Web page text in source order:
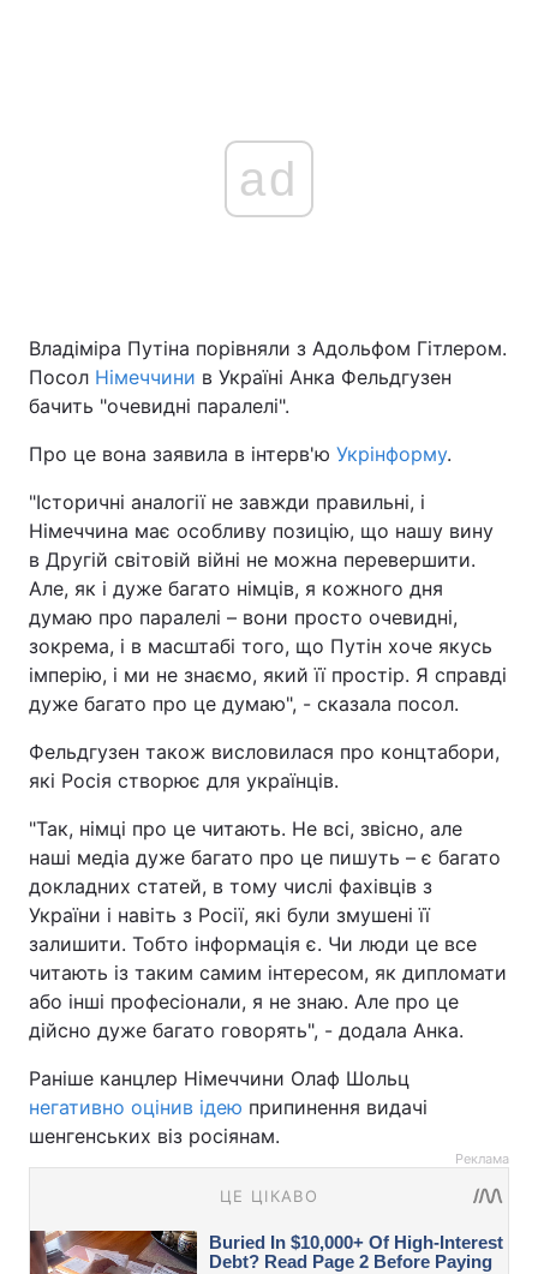
ad
Владіміра Путіна порівняли з Адольфом Гітлером.
Посол Німеччини в Україні Анка Фельдгузен
бачить "очевидні паралелі".
Про це вона заявила в інтерв'ю Укрінформу.
"Історичні аналогії не завжди правильні, і
Німеччина має особливу позицію, що нашу вину
в Другій світовій війні не можна перевершити.
Але, як і дуже багато німців, я кожного дня
думаю про паралелі – вони просто очевидні,
зокрема, і в масштабі того, що Путін хоче якусь
імперію, і ми не знаємо, який її простір. Я справді
дуже багато про це думаю", - сказала посол.
Фельдгузен також висловилася про концтабори,
які Росія створює для українців.
"Так, німці про це читають. Не всі, звісно, але
наші медіа дуже багато про це пишуть – є багато
докладних статей, в тому числі фахівців з
України і навіть з Росії, які були змушені її
залишити. Тобто інформація є. Чи люди це все
читають із таким самим інтересом, як дипломати
або інші професіонали, я не знаю. Але про це
дійсно дуже багато говорять", - додала Анка.
Раніше канцлер Німеччини Олаф Шольц
негативно оцінив ідею припинення видачі
шенгенських віз росіянам.
Реклама